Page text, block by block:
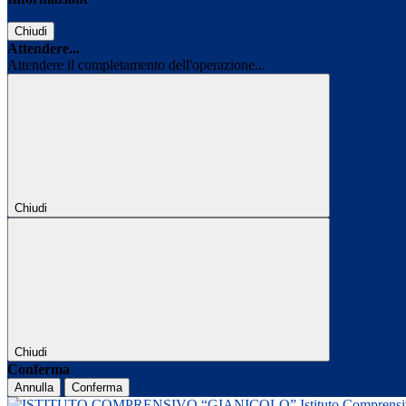
Chiudi
Attendere...
Attendere il completamento dell'operazione...
Chiudi
Chiudi
Conferma
Annulla Conferma